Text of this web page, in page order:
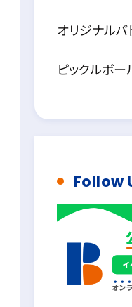
オリジナル
ピックルボ
Follow